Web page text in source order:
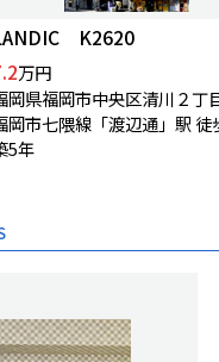
K2620
万円
岡県福岡市中央区清川２丁
岡市七隈線「渡辺通」駅 徒
5年